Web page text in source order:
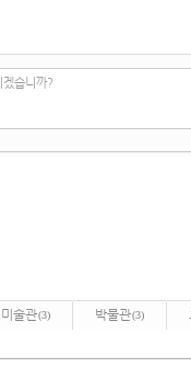
습니까?
미술관(3) 박물관(3)